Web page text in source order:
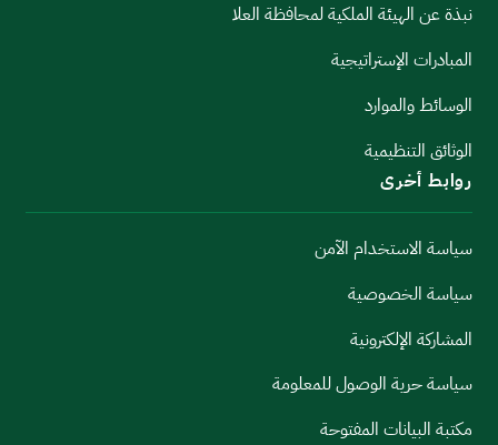
نبذة عن الهيئة الملكية لمحافظة العلا
المبادرات الإستراتيجية
الوسائط والموارد
الوثائق التنظيمية
روابط أخرى
سياسة الاستخدام الآمن
سياسة الخصوصية
المشاركة الإلكترونية
سياسة حرية الوصول للمعلومة
مكتبة البيانات المفتوحة